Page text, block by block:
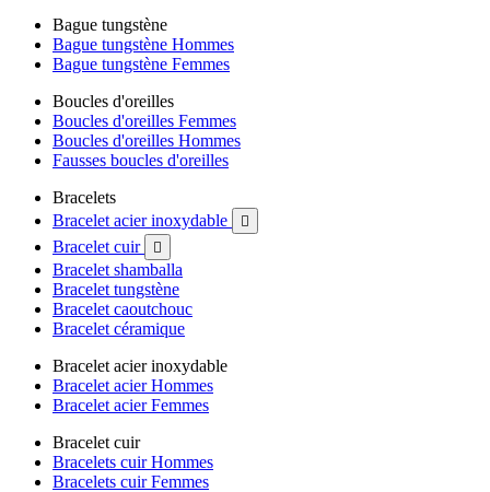
Bague tungstène
Bague tungstène Hommes
Bague tungstène Femmes
Boucles d'oreilles
Boucles d'oreilles Femmes
Boucles d'oreilles Hommes
Fausses boucles d'oreilles
Bracelets
Bracelet acier inoxydable

Bracelet cuir 
Bracelet shamballa
Bracelet tungstène
Bracelet caoutchouc
Bracelet céramique
Bracelet acier inoxydable
Bracelet acier Hommes
Bracelet acier Femmes
Bracelet cuir
Bracelets cuir Hommes
Bracelets cuir Femmes